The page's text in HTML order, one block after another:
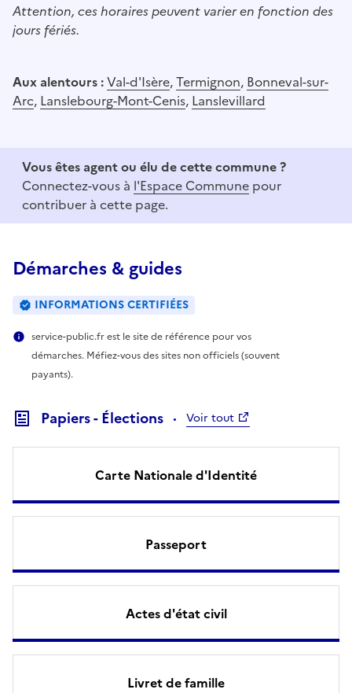
Attention, ces horaires peuvent varier en fonction des
jours fériés.
Aux alentours :Val-d'Isère,Termignon, Bonneval-sur-
Arc, Lanslebourg-Mont-Cenis, Lanslevillard
Vous êtes agent ou élu de cette commune ?
Connectez-vous à l'Espace Commune pour
contribuer à cette page.
Démarches & guides
INFORMATIONS CERTIFIÉES
service-public.fr est le site de référence pour vos
démarches. Méfiez-vous des sites non officiels (souvent
payants).
Papiers - Élections Voir tout
Carte Nationale d'Identité
Passeport
Actes d'état civil
Livret de famille